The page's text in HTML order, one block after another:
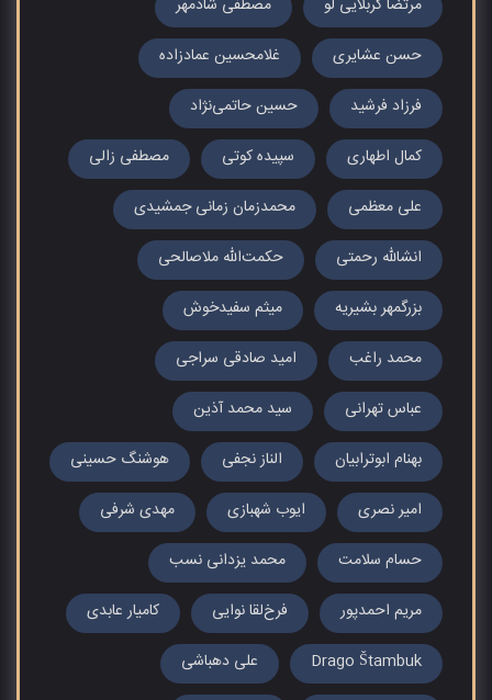
مرتضا کربلایی لو مصطفی شادمهر
حسن عشایری غلامحسین عمادزاده
فرزاد فرشید حسین حاتمی‌نژاد
کمال اطهاری سپیده کوتی مصطفی زالی
علی معظمی محمدزمان زمانی جمشیدی
انشالله رحمتی حکمت‌الله ملاصالحی
بزرگمهر بشیریه میثم سفیدخوش
محمد راغب امید صادقی سراجی
عباس تهرانی سید محمد آذین
بهنام ابوترابیان الناز نجفی هوشنگ حسینی
امیر نصری ایوب شهبازی مهدی شرفی
حسام سلامت محمد یزدانی نسب
مریم احمدپور فرخ‌لقا نوایی کامیار عابدی
Drago Štambuk علی دهباشی